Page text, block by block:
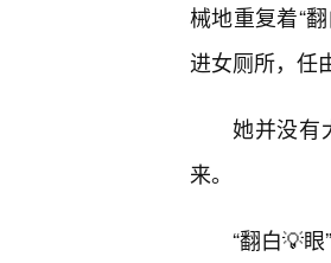
械地重复着“
进女厕所，任
她并没有
来。
“翻白💡